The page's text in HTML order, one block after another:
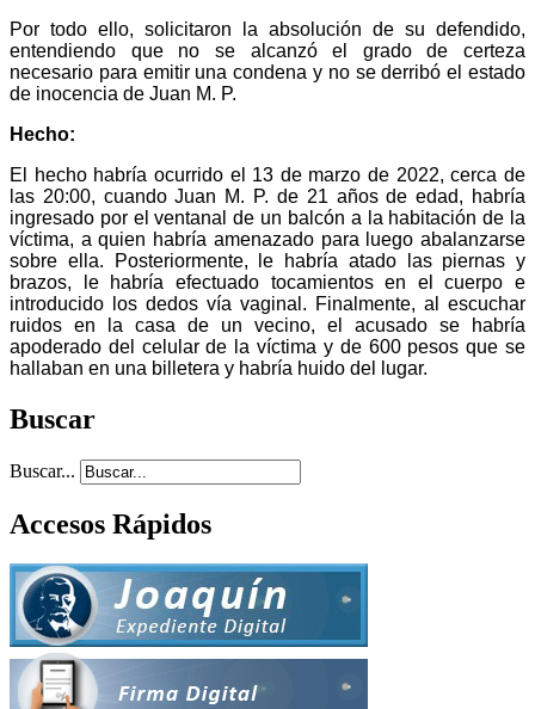
Por todo ello, solicitaron la absolución de su defendido,
entendiendo que no se alcanzó el grado de certeza
necesario para emitir una condena y no se derribó el estado
de inocencia de Juan M. P.
Hecho:
El hecho habría ocurrido el 13 de marzo de 2022, cerca de
las 20:00, cuando Juan M. P. de 21 años de edad, habría
ingresado por el ventanal de un balcón a la habitación de la
víctima, a quien habría amenazado para luego abalanzarse
sobre ella. Posteriormente, le habría atado las piernas y
brazos, le habría efectuado tocamientos en el cuerpo e
introducido los dedos vía vaginal. Finalmente, al escuchar
ruidos en la casa de un vecino, el acusado se habría
apoderado del celular de la víctima y de 600 pesos que se
hallaban en una billetera y habría huido del lugar.
Buscar
Buscar...
Accesos Rápidos